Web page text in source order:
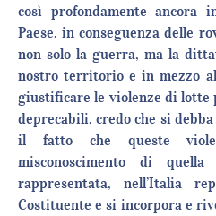
così profondamente ancora
Paese, in conseguenza delle
non solo la guerra, ma la
nostro territorio e in mezzo
giustificare le violenze di lotte
deprecabili, credo che si
il fatto che queste
misconoscimento di
rappresentata, nell’Italia
Costituente e si incorpora e